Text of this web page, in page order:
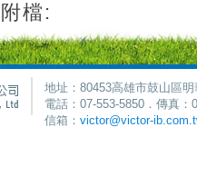
附檔:
地址：80453高雄市鼓山區
電話：07-553-5850．傳真
信箱： victor@victor-